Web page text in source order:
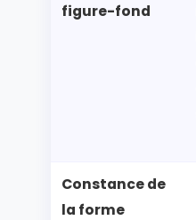
figure-fond
Constance de
la forme